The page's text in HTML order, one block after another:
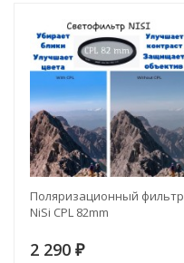
Поляризационный фильтр
NiSi CPL 82mm
2 290 ₽